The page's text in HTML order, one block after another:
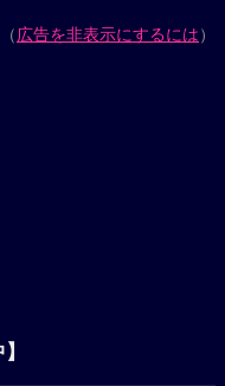
（広告を非表示にするには）